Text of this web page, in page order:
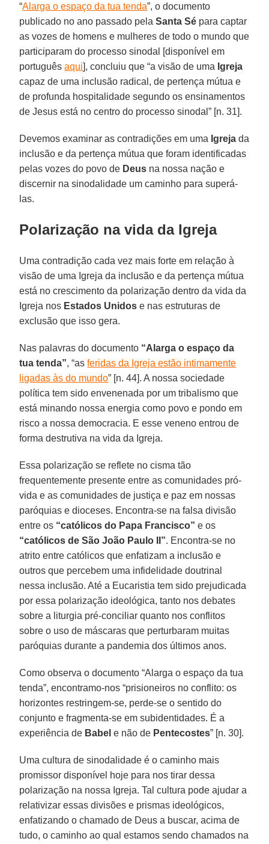
“Alarga o espaço da tua tenda”, o documento
publicado no ano passado pelaSanta Sé para captar
as vozes de homens e mulheres de todo o mundo que
participaram do processo sinodal [disponível em
portuguêsaqui], concluiu que “a visão de uma Igreja
capaz de uma inclusão radical, de pertença mútua e
de profunda hospitalidade segundo os ensinamentos
de Jesus está no centro do processo sinodal” [n. 31].
Devemos examinar as contradições em uma Igreja da
inclusão e da pertença mútua que foram identificadas
pelas vozes do povo de Deus na nossa nação e
discernir na sinodalidade um caminho para superá-
las.
Polarização na vida da Igreja
Uma contradição cada vez mais forte em relação à
visão de uma Igreja da inclusão e da pertença mútua
está no crescimento da polarização dentro da vida da
Igreja nos Estados Unidos e nas estruturas de
exclusão que isso gera.
Nas palavras do documento “Alarga o espaço da
tua tenda”, “asferidas da Igreja estão intimamente
ligadas às do mundo” [n. 44]. A nossa sociedade
política tem sido envenenada por um tribalismo que
está minando nossa energia como povo e pondo em
risco a nossa democracia. E esse veneno entrou de
forma destrutiva na vida da Igreja.
Essa polarização se reflete no cisma tão
frequentemente presente entre as comunidades pró-
vida e as comunidades de justiça e paz em nossas
paróquias e dioceses. Encontra-se na falsa divisão
entre os “católicos do Papa Francisco” e os
“católicos de São João Paulo II”. Encontra-se no
atrito entre católicos que enfatizam a inclusão e
outros que percebem uma infidelidade doutrinal
nessa inclusão. Até a Eucaristia tem sido prejudicada
por essa polarização ideológica, tanto nos debates
sobre a liturgia pré-conciliar quanto nos conflitos
sobre o uso de máscaras que perturbaram muitas
paróquias durante a pandemia dos últimos anos.
Como observa o documento “Alarga o espaço da tua
tenda”, encontramo-nos “prisioneiros no conflito: os
horizontes restringem-se, perde-se o sentido do
conjunto e fragmenta-se em subidentidades. É a
experiência de Babel e não de Pentecostes” [n. 30].
Uma cultura de sinodalidade é o caminho mais
promissor disponível hoje para nos tirar dessa
polarização na nossa Igreja. Tal cultura pode ajudar a
relativizar essas divisões e prismas ideológicos,
enfatizando o chamado de Deus a buscar, acima de
tudo, o caminho ao qual estamos sendo chamados na